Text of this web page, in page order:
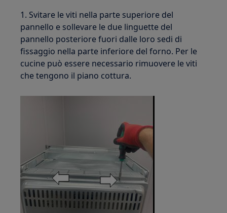
1. Svitare le viti nella parte superiore del
pannello e sollevare le due linguette del
pannello posteriore fuori dalle loro sedi di
fissaggio nella parte inferiore del forno. Per le
cucine può essere necessario rimuovere le viti
che tengono il piano cottura.